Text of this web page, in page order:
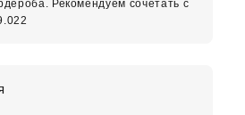
Рекомендуем сочетать с